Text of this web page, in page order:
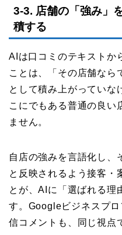
3-3. 店舗の「強み」
積する
AIは口コミのテキストか
ことは、「その店舗なら
として積み上がっていな
こにでもある普通の良い
ません。
自店の強みを言語化し、
と反映されるよう接客・
とが、AIに「選ばれる理
す。Googleビジネスプ
信コメントも、同じ視点